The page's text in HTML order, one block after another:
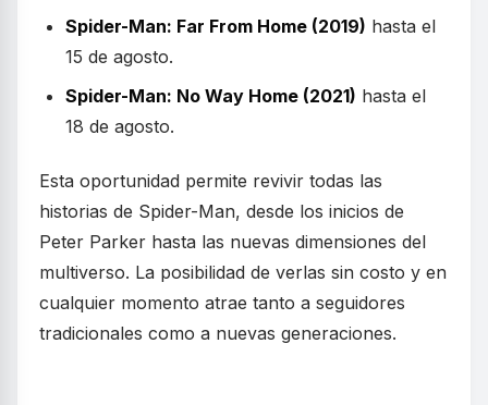
Spider-Man: Far From Home (2019) hasta el
15 de agosto.
Spider-Man: No Way Home (2021) hasta el
18 de agosto.
Esta oportunidad permite revivir todas las
historias de Spider-Man, desde los inicios de
Peter Parker hasta las nuevas dimensiones del
multiverso. La posibilidad de verlas sin costo y en
cualquier momento atrae tanto a seguidores
tradicionales como a nuevas generaciones.